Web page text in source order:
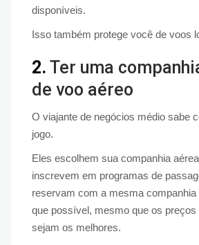
disponíveis.
Isso também protege você de voos
2. Ter uma
de voo aéreo
O viajante de negócios médio sabe
jogo.
Eles escolhem sua companhia
inscrevem em programas de
reservam com a mesma companhia
que possível, mesmo que os
sejam os melhores.